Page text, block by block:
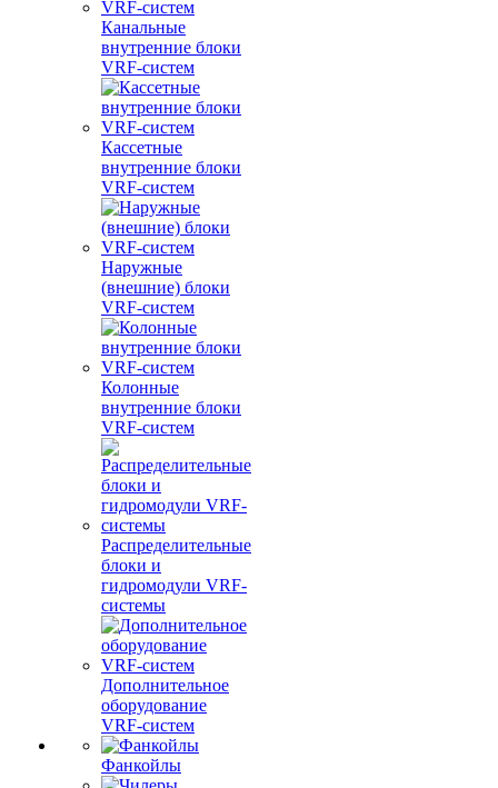
Канальные
внутренние блоки
VRF-систем
Кассетные
внутренние блоки
VRF-систем
Наружные
(внешние) блоки
VRF-систем
Колонные
внутренние блоки
VRF-систем
Распределительные
блоки и
гидромодули VRF-
системы
Дополнительное
оборудование
VRF-систем
Фанкойлы